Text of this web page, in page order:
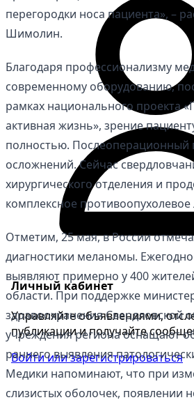
Личный кабинет
Управляйте объявлениями,
публикации и получайте
Войти или зарегистрироваться
перегородки носа пациента», –
Шимолин.
Благодаря профессионализму
современному оборудованию,
рамках национального проекта
активная жизнь», зрение
полностью. Послеоперационный
осложнений. Сейчас
хирургического отделения и
комплексное противоопухолевое
Отметим, 25 мая, в России
диагностики меланомы.
выявляют примерно у 400
области. При поддержке
здравоохранения Свердловской
учреждения региона оснащают
раннего выявления
Медики напоминают, что при
слизистых оболочек, появлении